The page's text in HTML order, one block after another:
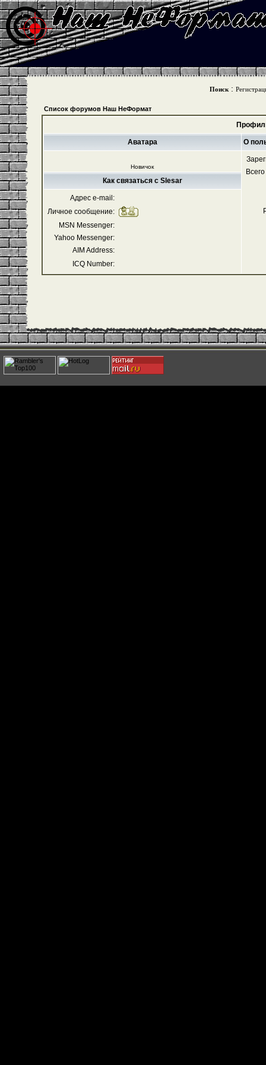
Поиск :
Список форумов Наш НеФормат
Аватара О
Новичок
Как связаться с Slesar
Адрес e-mail:
Личное сообщение:
MSN Messenger:
Yahoo Messenger:
AIM Address:
ICQ Number: